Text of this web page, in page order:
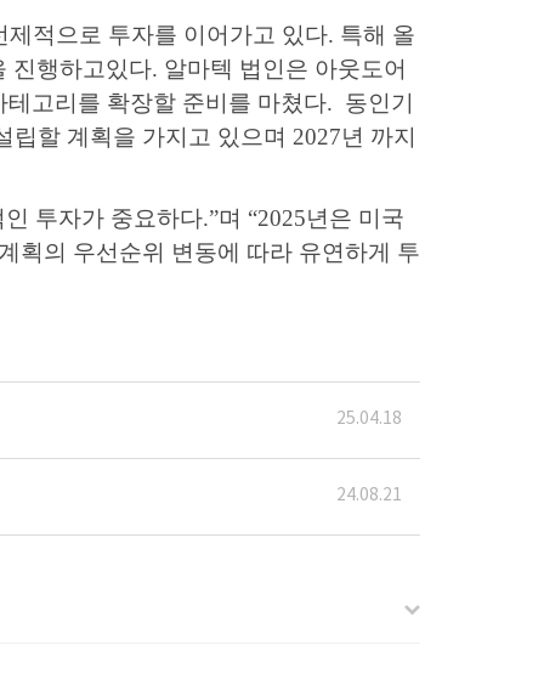
제적으로 투자를 이어가고 있다. 특해 올
진행하고있다. 알마텍 법인은 아웃도어
고리를 확장할 준비를 마쳤다. 동인기
립할 계획을 가지고 있으며 2027년 까지
투자가 중요하다.”며 “2025년은 미국
획의 우선순위 변동에 따라 유연하게 투
25.04.18
24.08.21